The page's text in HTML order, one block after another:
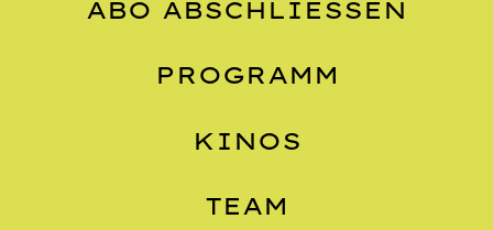
ABO ABSCHLIESSEN
PROGRAMM
KINOS
TEAM